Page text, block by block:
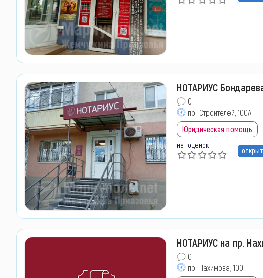
НОТАРИУС
0
пр. Строителей, 100А
Юридическая помощь
нет оценок
НОТАРИУС на пр.
0
пр. Нахимова, 100